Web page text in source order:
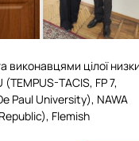
виконавцями цілої
(TEMPUS-TACIS, FP 7,
Paul University), NAWA
Flemish